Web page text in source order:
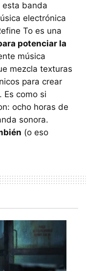
esta banda
electrónica
To es una
potenciar la
música
mezcla texturas
para crear
Es como si
ocho horas de
sonora.
(o eso